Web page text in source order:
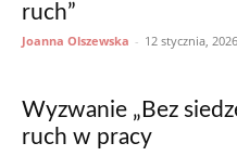
ruch”
Joanna Olszewska - 12 stycznia, 2026
Wyzwanie „Bez
ruch w pracy